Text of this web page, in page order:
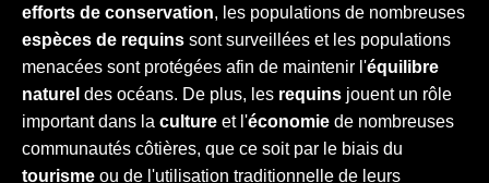
efforts de conservation, les populations de nombreuses
espèces de requins sont surveillées et les populations
menacées sont protégées afin de maintenir l'équilibre
naturel des océans. De plus, les requins jouent un rôle
important dans la culture et l'économie de nombreuses
communautés côtières, que ce soit par le biais du
tourisme ou de l'utilisation traditionnelle de leurs